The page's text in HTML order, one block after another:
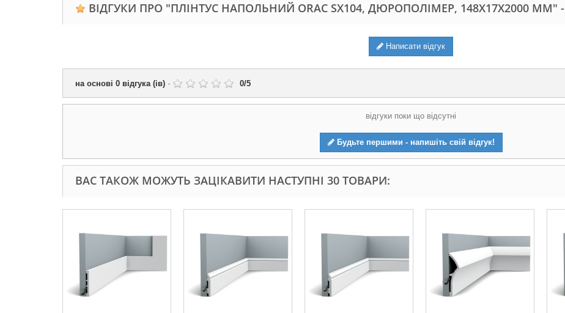
ВІДГУКИ ПРО "ПЛІНТУС НАПОЛЬНИЙ ORAC SX104, ДЮРОПОЛІМЕР, 148Х17Х2000 ММ" -
Написати відгук
на основі 0 відгука (ів) - 0/5
відгуки поки що відсутні
Будьте першими - напишіть свій відгук!
ВАС ТАКОЖ МОЖУТЬ ЗАЦІКАВИТИ НАСТУПНІ 30 ТОВАРИ: